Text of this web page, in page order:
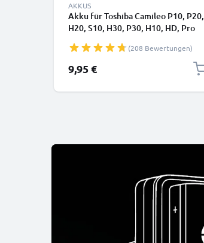
AKKUS
Akku für Toshiba Camileo P10, P20,
H20, S10, H30, P30, H10, HD, Pro
(208 Bewertungen)
9,95 €